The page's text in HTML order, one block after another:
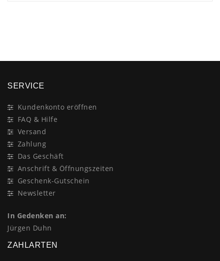
SERVICE
Kundenkonto eröffnen
FAQ & Hilfe
Versand
Zahlung
Das Geschäft
Anschrift & Öffnungszeiten
Geschenk-Gutschein
Newsletter
In Gedenken an:
Jürgen Duhn
ZAHLARTEN